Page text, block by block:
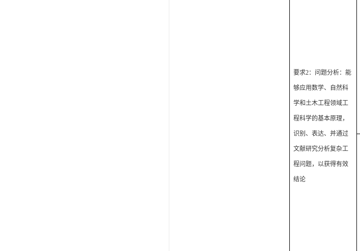
要求2：问题分析：能
够应用数学、自然科
学和土木工程领域工
程科学的基本原理，
识别、表达、并通过
文献研究分析复杂工
程问题，以获得有效
结论